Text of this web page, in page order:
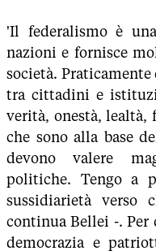
'Il federalismo è
nazioni e fornisce
società.
tra cittadini e
verità, onestà, lealtà,
che sono alla base
devono valere
politiche. Tengo a
sussidiarietà
continua Bellei -. Per
democrazia e